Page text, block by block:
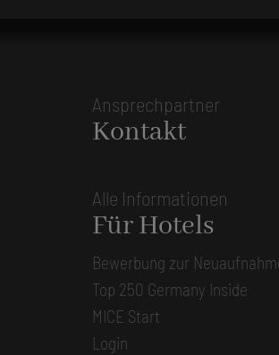
Ansprechpartner
Kontakt
Alle Informationen
Für Hotels
Bewerbung zur
Top 250 Germany Inside
MICE Start
Login